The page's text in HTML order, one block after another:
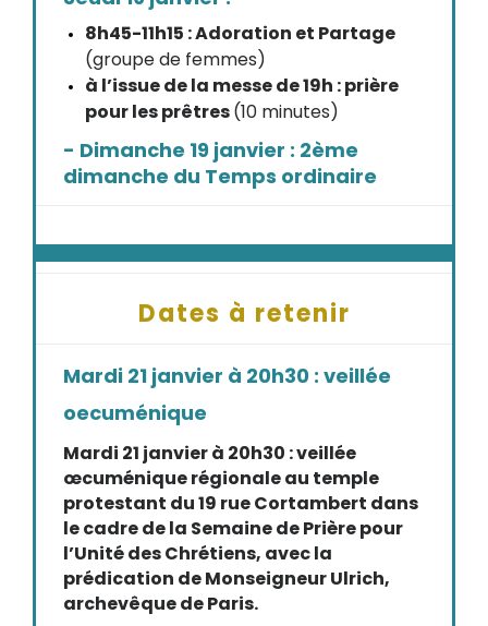
8h45-11h15 : Adoration et Partage
(groupe de femmes)
à l’issue de la messe de 19h : prière
pour les prêtres(10 minutes)
- Dimanche 19 janvier : 2ème
dimanche du Temps ordinaire
Dates à retenir
Mardi 21 janvier à 20h30 : veillée
oecuménique
Mardi 21 janvier à 20h30 : veillée
œcuménique régionale au temple
protestant du 19 rue Cortambert dans
le cadre de la Semaine de Prière pour
l’Unité des Chrétiens, avec la
prédication de Monseigneur Ulrich,
archevêque de Paris.